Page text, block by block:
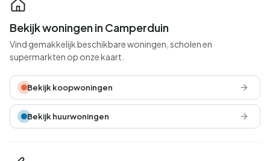
Bekijk woningen in Camperduin
Vind gemakkelijk beschikbare woningen, scholen en
supermarkten op onze kaart.
Bekijk koopwoningen
Bekijk huurwoningen